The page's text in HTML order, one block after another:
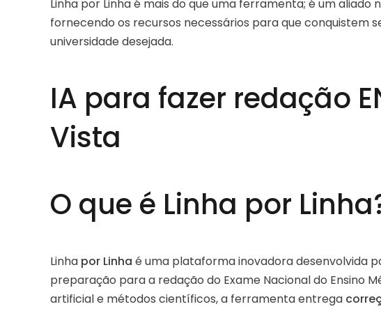
Linha por Linha é mais do que uma ferramenta; é um aliado
fornecendo os recursos necessários para que conquistem
universidade desejada.
IA para fazer redação
Vista
O que é Linha por
Linha por Linha é uma plataforma inovadora desenvolvida
preparação para a redação do Exame Nacional do Ensino
artificial e métodos científicos, a ferramenta entrega